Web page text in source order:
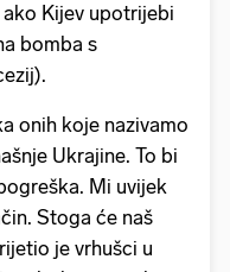
Kijev upotrijebi
bomba s
onih koje nazivamo
Ukrajine. To bi
Mi uvijek
Stoga će naš
je vrhušci u